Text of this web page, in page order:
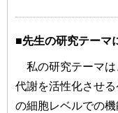
■先生の研究テーマ
私の研究テーマは
代謝を活性化させ
の細胞レベルでの機